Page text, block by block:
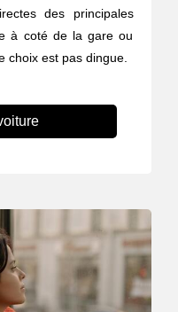
des principales
à coté de la gare ou
choix est pas dingue.